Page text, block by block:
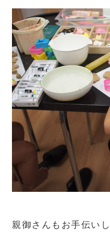
親御さんもお手伝い